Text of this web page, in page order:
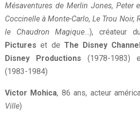
Mésaventures de Merlin Jones, Peter
Coccinelle à Monte-Carlo, Le Trou Noir,
le Chaudron Magique …), créateur
Pictures et de The Disney
Disney Productions (1978-1983)
(1983-1984)
Victor Mohica, 86 ans, acteur
Ville)